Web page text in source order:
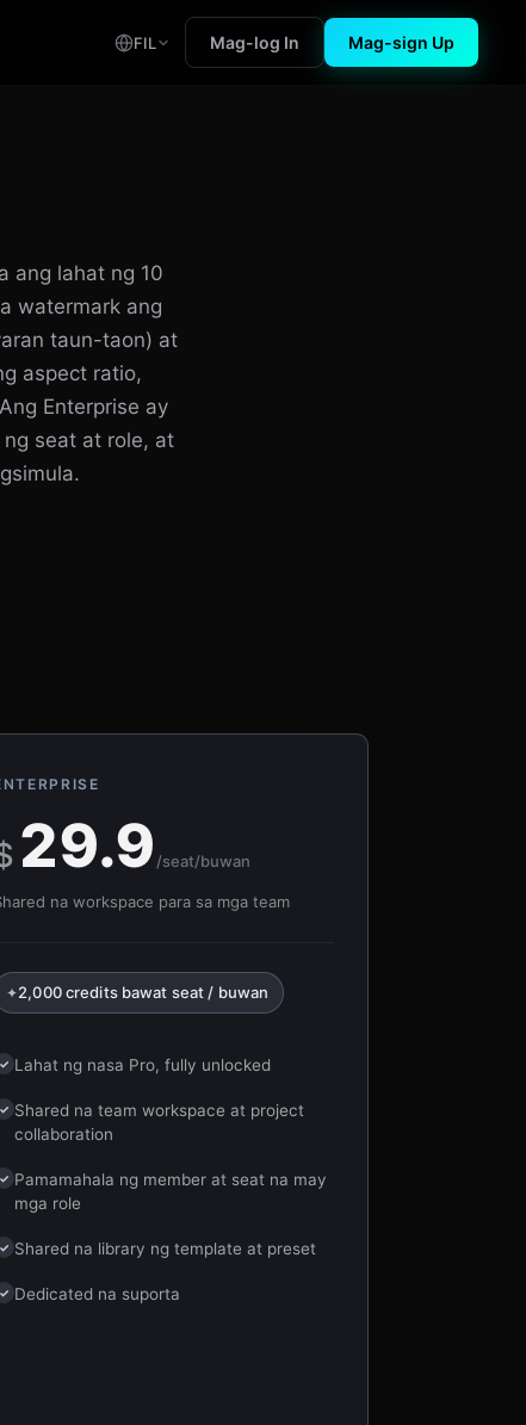
FIL Mag-log In Mag-sign Up
ang lahat ng 10
watermark ang
taun-taon) at
aspect ratio,
Enterprise ay
seat at role, at
29.9 /seat/buwan
na workspace para sa mga team
✦2,000 credits bawat seat / buwan
✓ Lahat ng nasa Pro, fully unlocked
✓ Shared na team workspace at project
collaboration
✓ Pamamahala ng member at seat na may
mga role
✓ Shared na library ng template at preset
✓ Dedicated na suporta